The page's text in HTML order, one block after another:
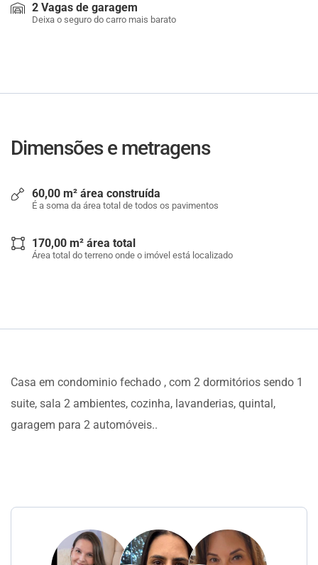
2 Vagas de garagem
Deixa o seguro do carro mais barato
Dimensões e metragens
60,00 m² área construída
É a soma da área total de todos os pavimentos
170,00 m² área total
Área total do terreno onde o imóvel está localizado
Casa em condominio fechado , com 2 dormitórios sendo 1
suite, sala 2 ambientes, cozinha, lavanderias, quintal,
garagem para 2 automóveis..